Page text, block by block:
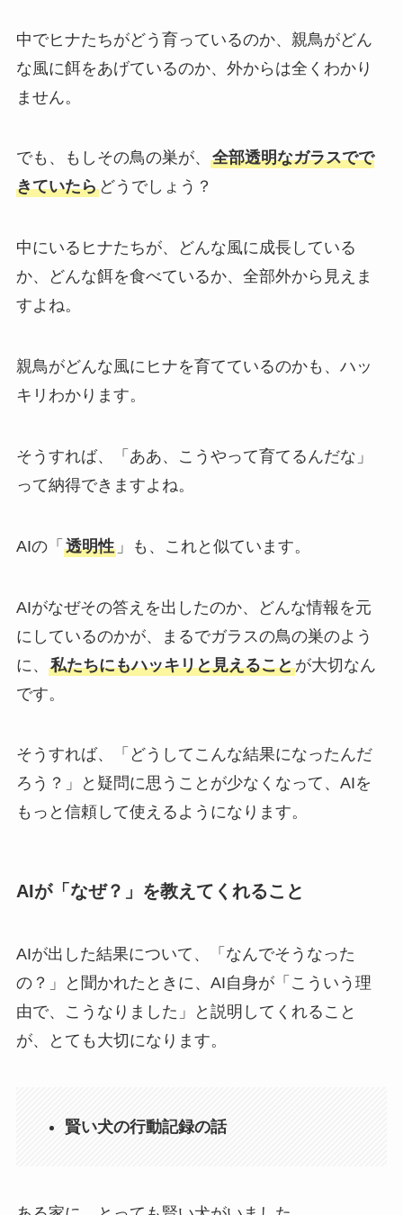
中でヒナたちがどう育っているのか、親鳥がどん
な風に餌をあげているのか、外からは全くわかり
ません。
でも、もしその鳥の巣が、 全部透明なガラスでで
きていたらどうでしょう？
中にいるヒナたちが、どんな風に成長している
か、どんな餌を食べているか、全部外から見えま
すよね。
親鳥がどんな風にヒナを育てているのかも、ハッ
キリわかります。
そうすれば、「ああ、こうやって育てるんだな」
って納得できますよね。
AIの「 透明性」も、これと似ています。
AIがなぜその答えを出したのか、どんな情報を元
にしているのかが、まるでガラスの鳥の巣のよう
に、 私たちにもハッキリと見えることが大切なん
です。
そうすれば、「どうしてこんな結果になったんだ
ろう？」と疑問に思うことが少なくなって、AIを
もっと信頼して使えるようになります。
AIが「なぜ？」を教えてくれること
AIが出した結果について、「なんでそうなった
の？」と聞かれたときに、AI自身が「こういう理
由で、こうなりました」と説明してくれること
が、とても大切になります。
賢い犬の行動記録の話